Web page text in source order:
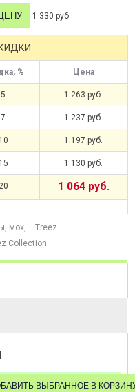
1 330 руб.
% Цена
5 1 263 руб.
7 1 237 руб.
10 1 197 руб.
15 1 130 руб.
20 1 064 руб.
мох,
Treez
Collection